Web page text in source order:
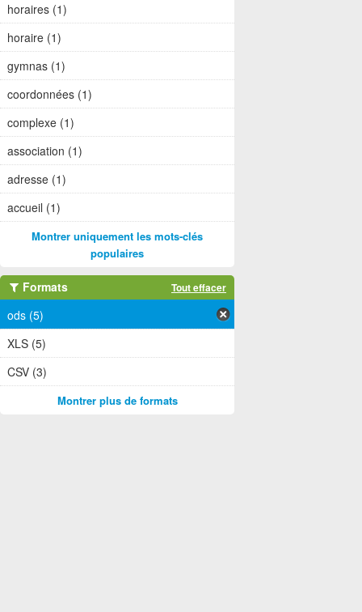
horaires (1)
horaire (1)
gymnas (1)
coordonnées (1)
complexe (1)
association (1)
adresse (1)
accueil (1)
Montrer uniquement les mots-clés
populaires
Formats Tout effacer
ods (5)
XLS (5)
CSV (3)
Montrer plus de formats